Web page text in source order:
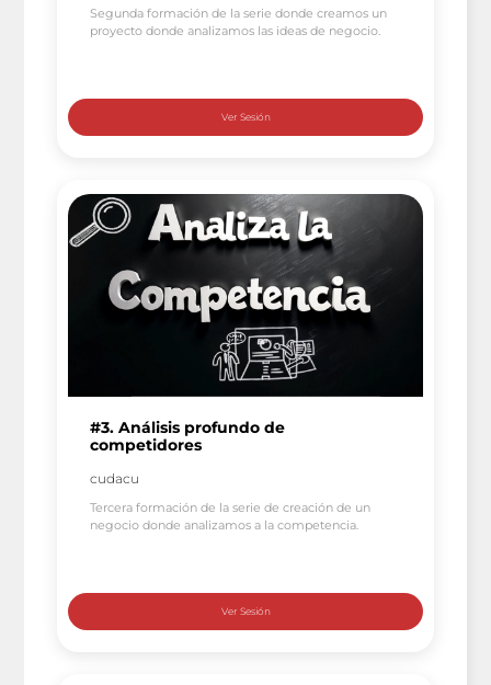
Segunda formación de la serie donde creamos un
proyecto donde analizamos las ideas de negocio.
#3. Análisis profundo de
competidores
cudacu
Tercera formación de la serie de creación de un
negocio donde analizamos a la competencia.